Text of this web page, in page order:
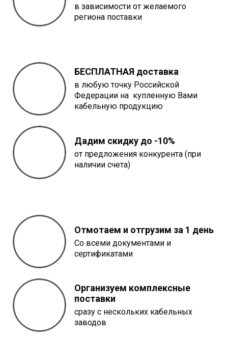
в зависимости от желаемого
региона поставки
БЕСПЛАТНАЯ доставка
в любую точку Российской
Федерации на купленную Вами
кабельную продукцию
Дадим скидку до -10%
от предложения конкурента (при
наличии счета)
Отмотаем и отгрузим за 1 день
Со всеми документами и
сертификатами
Организуем комплексные
поставки
сразу с нескольких кабельных
заводов